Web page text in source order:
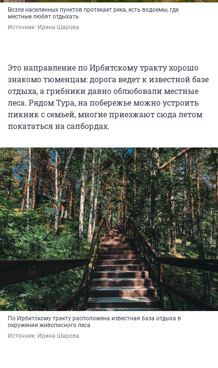
Возле населенных пунктов протекает река, есть водоемы, где
местные любят отдыхать
Источник: Ирина Шарова
Это направление по Ирбитскому тракту хорошо
знакомо тюменцам: дорога ведет к известной базе
отдыха, а грибники давно облюбовали местные
леса. Рядом Тура, на побережье можно устроить
пикник с семьей, многие приезжают сюда летом
покататься на сапбордах.
По Ирбитскому тракту расположена известная база отдыха в
окружении живописного леса
Источник: Ирина Шарова